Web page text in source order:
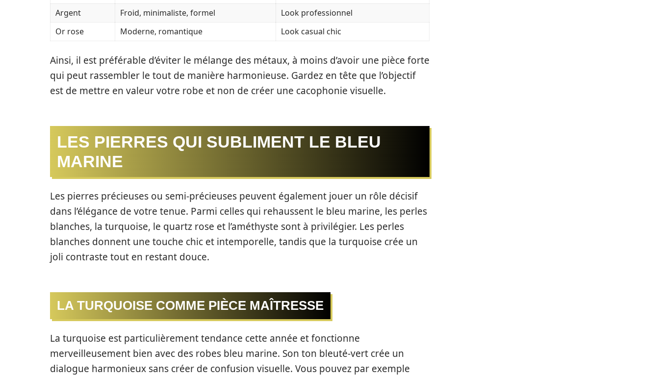
Argent
Froid, minimaliste, formel
Look professionnel
Or rose
Moderne, romantique Look casual chic
Ainsi, il est préférable d’éviter le mélange des métaux, à moins d’avoir une pièce forte
qui peut rassembler le tout de manière harmonieuse. Gardez en tête que l’objectif
est de mettre en valeur votre robe et non de créer une cacophonie visuelle.
LES PIERRES QUI SUBLIMENT LE BLEU
MARINE
Les pierres précieuses ou semi-précieuses peuvent également jouer un rôle décisif
dans l’élégance de votre tenue. Parmi celles qui rehaussent le bleu marine, les perles
blanches, la turquoise, le quartz rose et l’améthyste sont à privilégier. Les perles
blanches donnent une touche chic et intemporelle, tandis que la turquoise crée un
joli contraste tout en restant douce.
LA TURQUOISE COMME PIÈCE MAÎTRESSE
La turquoise est particulièrement tendance cette année et fonctionne
merveilleusement bien avec des robes bleu marine. Son ton bleuté-vert crée un
dialogue harmonieux sans créer de confusion visuelle. Vous pouvez par exemple